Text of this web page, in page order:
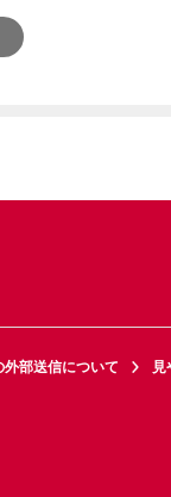
部送信について
見